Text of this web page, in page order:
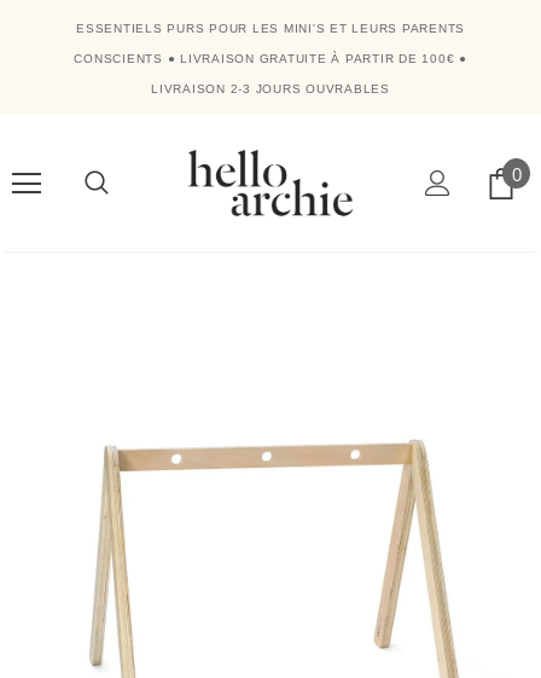
ESSENTIELS PURS POUR LES MINI'S ET LEURS PARENTS
CONSCIENTS ● LIVRAISON GRATUITE À PARTIR DE 100€ ●
LIVRAISON 2-3 JOURS OUVRABLES
0